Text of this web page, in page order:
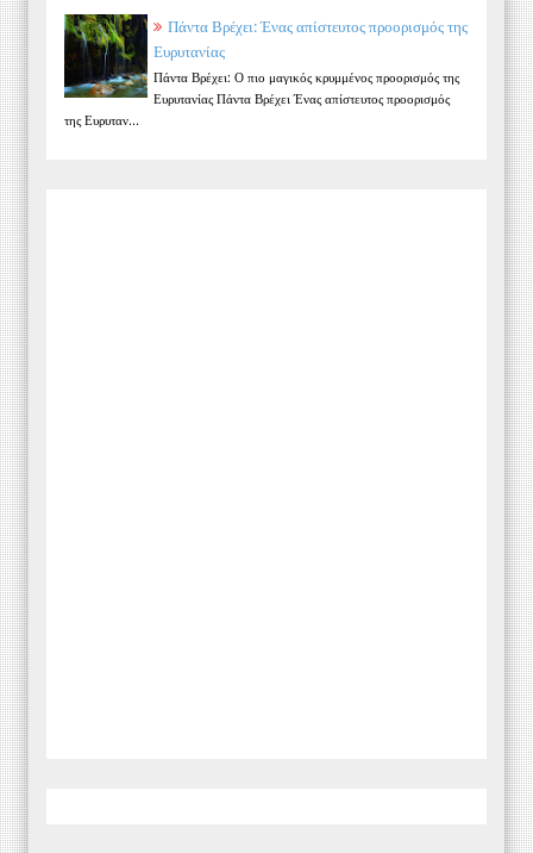
Πάντα Βρέχει: Ένας απίστευτος προορισμός της
Ευρυτανίας
Πάντα Βρέχει: Ο πιο μαγικός κρυμμένος προορισμός της
Ευρυτανίας Πάντα Βρέχει Ένας απίστευτος προορισμός
της Ευρυταν...